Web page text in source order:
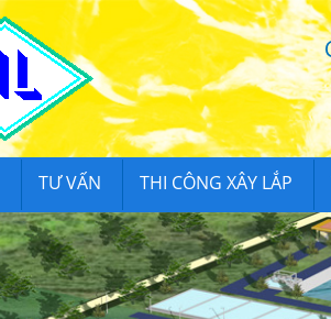
TƯ VẤN THI CÔNG XÂY LẮP